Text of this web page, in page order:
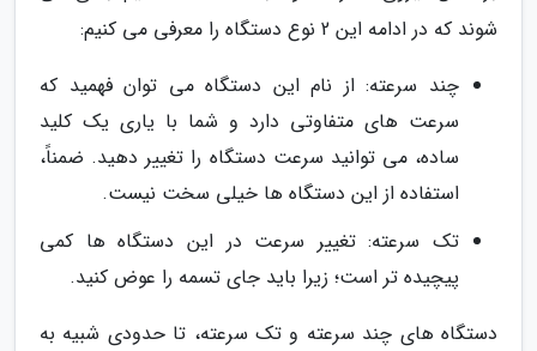
شوند که در ادامه این 2 نوع دستگاه را معرفی می کنیم:
چند سرعته: از نام این دستگاه می توان فهمید که
سرعت های متفاوتی دارد و شما با یاری یک کلید
ساده، می توانید سرعت دستگاه را تغییر دهید. ضمناً،
استفاده از این دستگاه ها خیلی سخت نیست.
تک سرعته: تغییر سرعت در این دستگاه ها کمی
پیچیده تر است؛ زیرا باید جای تسمه را عوض کنید.
دستگاه های چند سرعته و تک سرعته، تا حدودی شبیه به